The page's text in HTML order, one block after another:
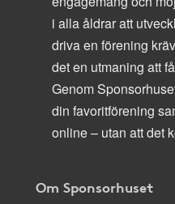
i alla åldrar att
driva en förening
det en utmaning att
Genom
din favoritförening
online – utan att det
Om Sponsorhuset